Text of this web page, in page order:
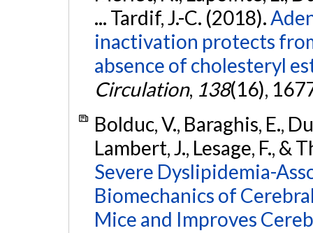
... Tardif, J.-C. (2018).
inactivation protects
absence of cholesteryl
Circulation, 138(16),
Bolduc, V., Baraghis, E.,
Lambert, J., Lesage, F., &
Severe Dyslipidemia-
Biomechanics of
Mice and Improves